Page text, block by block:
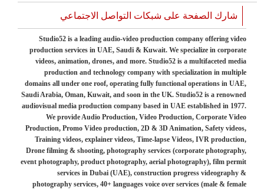
شارك الصفحة على شبكات التواصل الاجتماعي
Studio52 is a leading audio-video production company offering video
production services in UAE, Saudi & Kuwait. We specialize in corporate
videos, animation, drones, and more. Studio52 is a multifaceted media
production and technology company with specialization in multiple
domains all under one roof, operating fully functional operations in UAE,
Saudi Arabia, Oman, Kuwait, and soon in the UK. Studio52 is a renowned
audiovisual media production company based in UAE established in 1977.
We provide Audio Production, Video Production, Corporate Video
Production, Promo Video production, 2D & 3D Animation, Safety videos,
Training videos, explainer videos, Time-lapse Videos, IVR production,
Drone filming & shooting, photography services (corporate photography,
event photography, product photography, aerial photography), film permit
services in Dubai (UAE), construction progress videography &
photography services, 40+ languages voice over services (male & female